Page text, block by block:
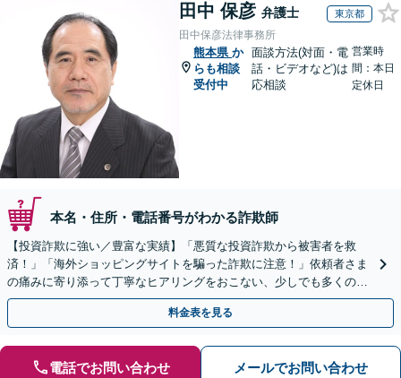
田中 保彦 弁護士 東京都
田中保彦法律事務所
熊本県 か
らも相談
受付中
面談方法(対面・電
話・ビデオなど)は
応相談
営業時
間：本日
定休日
本名・住所・電話番号がわかる詐欺師
【投資詐欺に強い／豊富な実績】「悪質な投資詐欺から被害者を救
済！」「海外ショッピングサイトを騙った詐欺に注意！」依頼者さま
の痛みに寄り添って丁寧なヒアリングをおこない、少しでも多くの返
金が得られるよう尽力します！
料金表を見る
電話でお問い合わせ メールでお問い合わせ